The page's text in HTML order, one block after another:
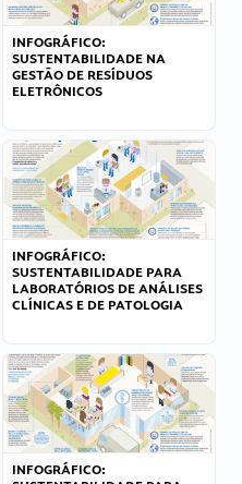
INFOGRÁFICO:
SUSTENTABILIDADE NA
GESTÃO DE RESÍDUOS
ELETRÔNICOS
INFOGRÁFICO:
SUSTENTABILIDADE PARA
LABORATÓRIOS DE ANÁLISES
CLÍNICAS E DE PATOLOGIA
INFOGRÁFICO: